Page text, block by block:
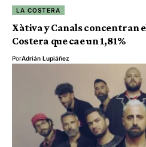
LA COSTERA
Xàtiva y Canals concentran
Costera que cae un 1,81%
PorAdrián Lupiáñez